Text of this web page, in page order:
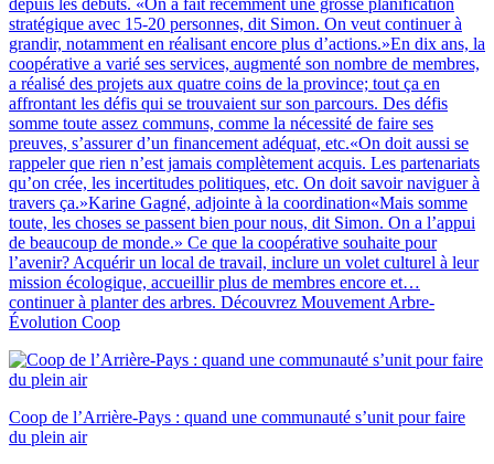
depuis les débuts. «On a fait récemment une grosse planification
stratégique avec 15-20 personnes, dit Simon. On veut continuer à
grandir, notamment en réalisant encore plus d’actions.»En dix ans, la
coopérative a varié ses services, augmenté son nombre de membres,
a réalisé des projets aux quatre coins de la province; tout ça en
affrontant les défis qui se trouvaient sur son parcours. Des défis
somme toute assez communs, comme la nécessité de faire ses
preuves, s’assurer d’un financement adéquat, etc.«On doit aussi se
rappeler que rien n’est jamais complètement acquis. Les partenariats
qu’on crée, les incertitudes politiques, etc. On doit savoir naviguer à
travers ça.»Karine Gagné, adjointe à la coordination«Mais somme
toute, les choses se passent bien pour nous, dit Simon. On a l’appui
de beaucoup de monde.» Ce que la coopérative souhaite pour
l’avenir? Acquérir un local de travail, inclure un volet culturel à leur
mission écologique, accueillir plus de membres encore et…
continuer à planter des arbres. Découvrez Mouvement Arbre-
Évolution Coop
Coop de l’Arrière-Pays : quand une communauté s’unit pour faire
du plein air